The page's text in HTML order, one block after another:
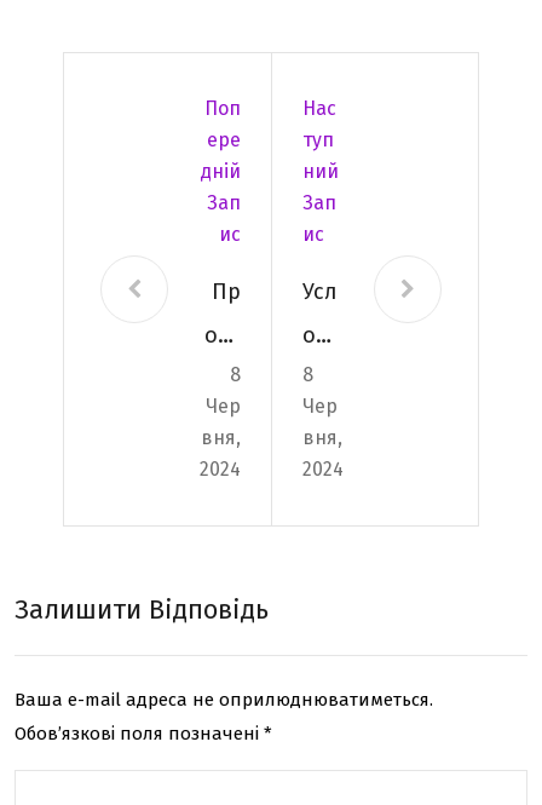
Поп
Ере
Дній
Зап
Ис
Пр
оду
кти
вне
ком
е
сув
анн
8
Чер
вня,
2024
Нас
Туп
Ний
Зап
Ис
Усл
ови
я
пол
уче
8
Чер
вня,
2024
Залишити Відповідь
Ваша e-mail адреса не оприлюднюватиметься.
Обов’язкові поля позначені *